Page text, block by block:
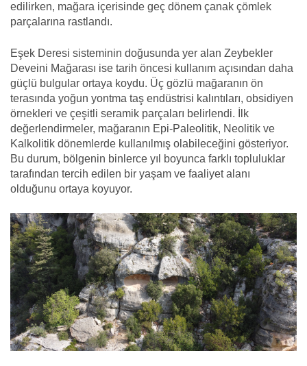
edilirken, mağara içerisinde geç dönem çanak çömlek
parçalarına rastlandı.
Eşek Deresi sisteminin doğusunda yer alan Zeybekler
Deveini Mağarası ise tarih öncesi kullanım açısından daha
güçlü bulgular ortaya koydu. Üç gözlü mağaranın ön
terasında yoğun yontma taş endüstrisi kalıntıları, obsidiyen
örnekleri ve çeşitli seramik parçaları belirlendi. İlk
değerlendirmeler, mağaranın Epi-Paleolitik, Neolitik ve
Kalkolitik dönemlerde kullanılmış olabileceğini gösteriyor.
Bu durum, bölgenin binlerce yıl boyunca farklı topluluklar
tarafından tercih edilen bir yaşam ve faaliyet alanı
olduğunu ortaya koyuyor.